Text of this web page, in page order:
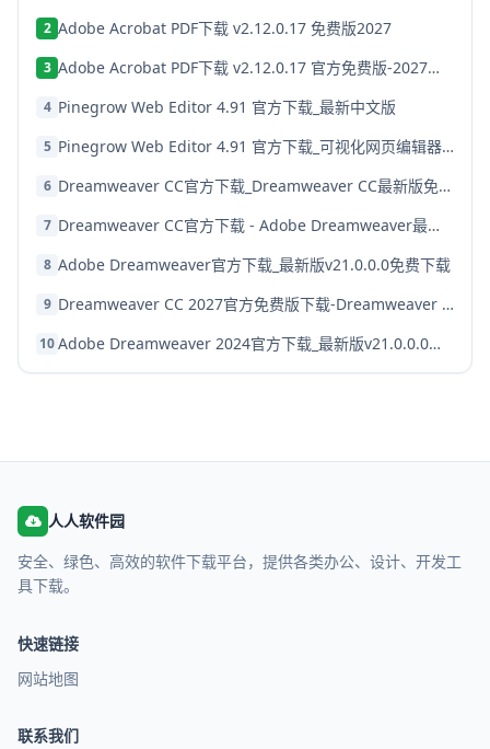
2 Adobe Acrobat PDF下载 v2.12.0.17 免费版2027
3 Adobe Acrobat PDF下载 v2.12.0.17 官方免费版-2027最新版
4 Pinegrow Web Editor 4.91 官方下载_最新中文版
5 Pinegrow Web Editor 4.91 官方下载_可视化网页编辑器中文版
6 Dreamweaver CC官方下载_Dreamweaver CC最新版免费下载
7 Dreamweaver CC官方下载 - Adobe Dreamweaver最新版免费下载
8 Adobe Dreamweaver官方下载_最新版v21.0.0.0免费下载
9 Dreamweaver CC 2027官方免费版下载-Dreamweaver CC最新中文版安装教程
10 Adobe Dreamweaver 2024官方下载_最新版v21.0.0.0中文免费版下载
人人软件园
安全、绿色、高效的软件下载平台，提供各类办公、设计、开发工
具下载。
快速链接
网站地图
联系我们